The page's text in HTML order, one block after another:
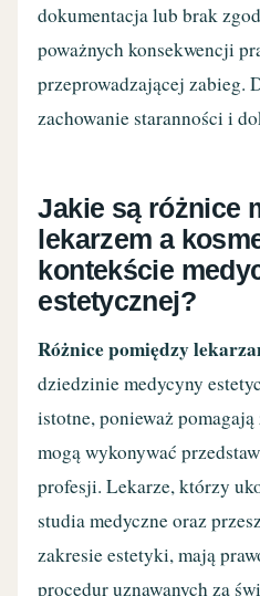
dokumentacja lub brak
poważnych konsekwencji
przeprowadzającej zabieg.
zachowanie staranności i
Jakie są różnice
lekarzem a
kontekście
estetycznej?
Różnice pomiędzy
dziedzinie medycyny
istotne, ponieważ
mogą wykonywać
profesji. Lekarze, którzy
studia medyczne oraz
zakresie estetyki, mają
procedur uznawanych za